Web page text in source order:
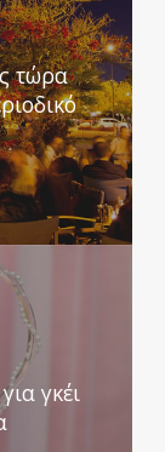
τώρα
γκέι